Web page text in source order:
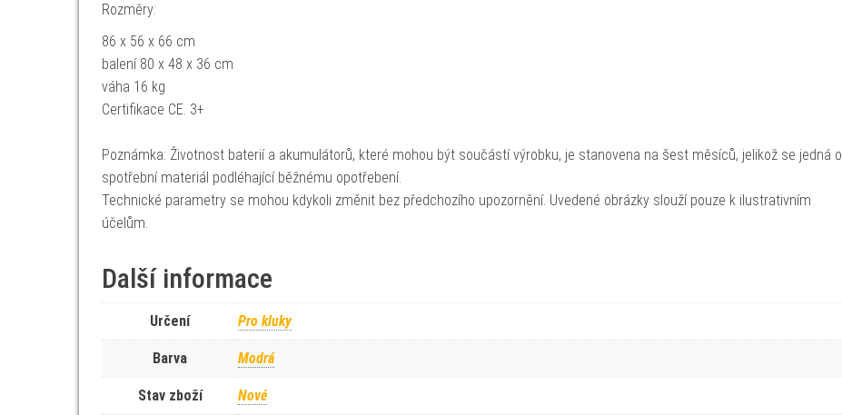
Rozměry:
86 x 56 x 66 cm
balení 80 x 48 x 36 cm
váha 16 kg
Certifikace CE. 3+
Poznámka: Životnost baterií a akumulátorů, které mohou být součástí výrobku, je stanovena na šest měsíců, jelikož se jedná o
spotřební materiál podléhající běžnému opotřebení.
Technické parametry se mohou kdykoli změnit bez předchozího upozornění. Uvedené obrázky slouží pouze k ilustrativním
účelům.
Další informace
Určení Pro kluky
Barva Modrá
Stav zboží Nové